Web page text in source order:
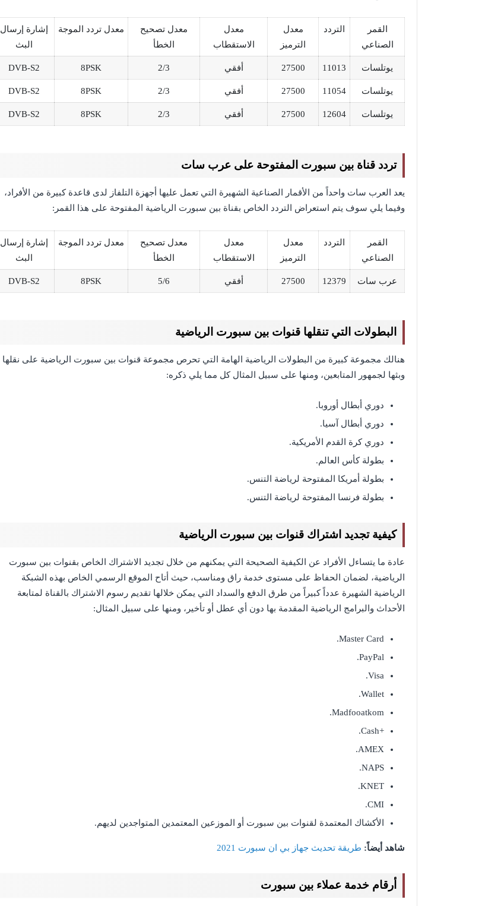
القمر
الصناعي
التردد
معدل
الترميز
معدل
الاستقطاب
معدل تصحيح
الخطأ
معدل تردد الموجة
إشارة إرسال
البث
يوتلسات 11013
27500 أفقي 2/3
8PSK
DVB-S2
يوتلسات 11054
27500 أفقي 2/3
8PSK
DVB-S2
يوتلسات 12604
27500 أفقي 2/3
8PSK
DVB-S2
تردد قناة بين سبورت المفتوحة على عرب سات
يعد العرب سات واحداً من الأقمار الصناعية الشهيرة التي تعمل عليها أجهزة التلفاز لدى قاعدة كبيرة من الأفراد،
وفيما يلي سوف يتم استعراض التردد الخاص بقناة بين سبورت الرياضية المفتوحة على هذا القمر:
القمر
الصناعي
التردد
معدل
الترميز
معدل
الاستقطاب
معدل تصحيح
الخطأ
معدل تردد الموجة
إشارة إرسال
البث
عرب سات 12379
27500 أفقي 5/6
8PSK
DVB-S2
البطولات التي تنقلها قنوات بين سبورت الرياضية
هنالك مجموعة كبيرة من البطولات الرياضية الهامة التي تحرص مجموعة قنوات بين سبورت الرياضية على نقلها
وبثها لجمهور المتابعين، ومنها على سبيل المثال كل مما يلي ذكره:
دوري أبطال أوروبا.
دوري أبطال آسيا.
دوري كرة القدم الأمريكية.
بطولة كأس العالم.
بطولة أمريكا المفتوحة لرياضة التنس.
بطولة فرنسا المفتوحة لرياضة التنس.
كيفية تجديد اشتراك قنوات بين سبورت الرياضية
عادة ما يتساءل الأفراد عن الكيفية الصحيحة التي يمكنهم من خلال تجديد الاشتراك الخاص بقنوات بين سبورت
الرياضية، لضمان الحفاظ على مستوى خدمة راق ومناسب، حيث أتاح الموقع الرسمي الخاص بهذه الشبكة
الرياضية الشهيرة عدداً كبيراً من طرق الدفع والسداد التي يمكن خلالها تقديم رسوم الاشتراك بالقناة لمتابعة
الأحداث والبرامج الرياضية المقدمة بها دون أي عطل أو تأخير، ومنها على سبيل المثال:
Master Card.
PayPal.
Visa.
Wallet.
Madfooatkom.
+
Cash.
AMEX.
NAPS.
KNET.
CMI.
الأكشاك المعتمدة لقنوات بين سبورت أو الموزعين المعتمدين المتواجدين لديهم.
شاهد أيضاً: طريقة تحديث جهاز بي ان سبورت 2021
أرقام خدمة عملاء بين سبورت